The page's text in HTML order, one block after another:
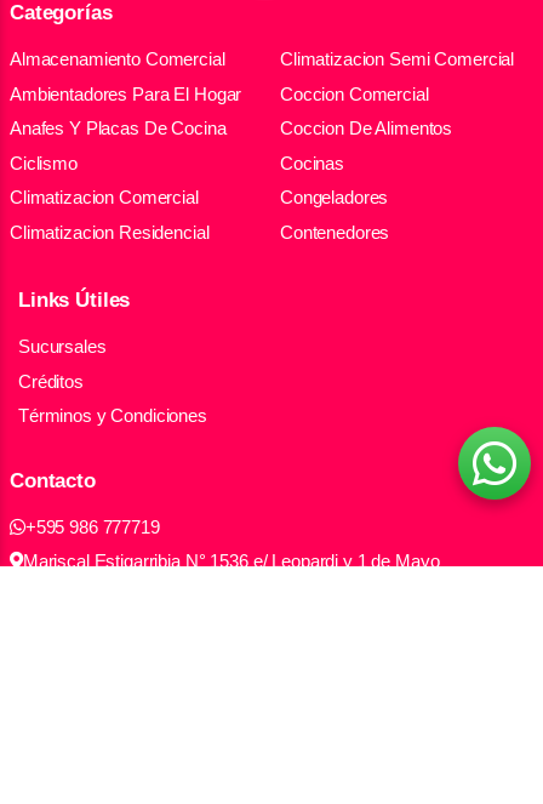
Categorías
Almacenamiento Comercial
Ambientadores Para El Hogar
Anafes Y Placas De Cocina
Ciclismo
Climatizacion Comercial
Climatizacion Residencial
Climatizacion Semi Comercial
Coccion Comercial
Coccion De Alimentos
Cocinas
Congeladores
Contenedores
Links Útiles
Sucursales
Créditos
Términos y Condiciones
Contacto
+595 986 777719
Mariscal Estigarribia N° 1536 e/ Leopardi y 1 de Mayo